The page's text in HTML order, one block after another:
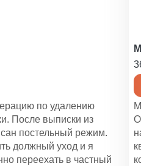
больными
мозга
больными
по удалению
После выписки из
постельный режим.
должный уход и я
переехать в частный